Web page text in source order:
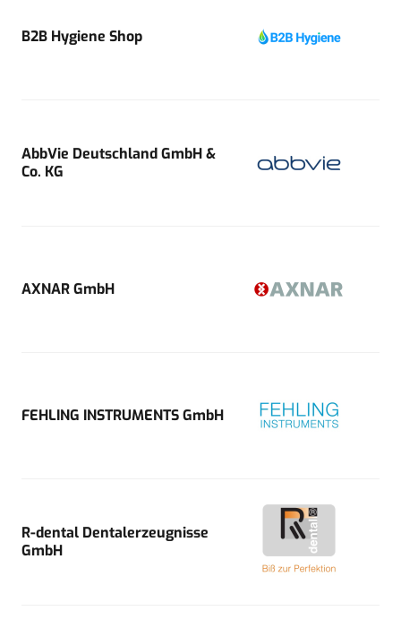
B2B Hygiene Shop
AbbVie Deutschland GmbH &
Co. KG
AXNAR GmbH
FEHLING INSTRUMENTS GmbH
R-dental Dentalerzeugnisse
GmbH